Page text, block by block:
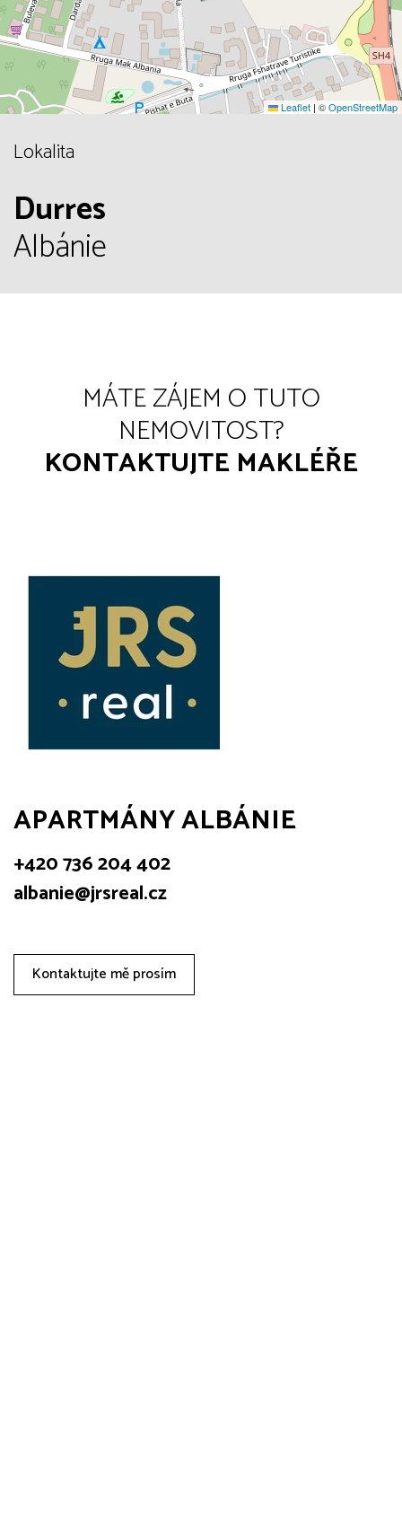
Leaflet | ©OpenStreetMap
Lokalita
Durres
Albánie
MÁTE ZÁJEM O TUTO
NEMOVITOST?
KONTAKTUJTE MAKLÉŘE
APARTMÁNY ALBÁNIE
+420 736 204 402
albanie@jrsreal.cz
Kontaktujte mě prosím